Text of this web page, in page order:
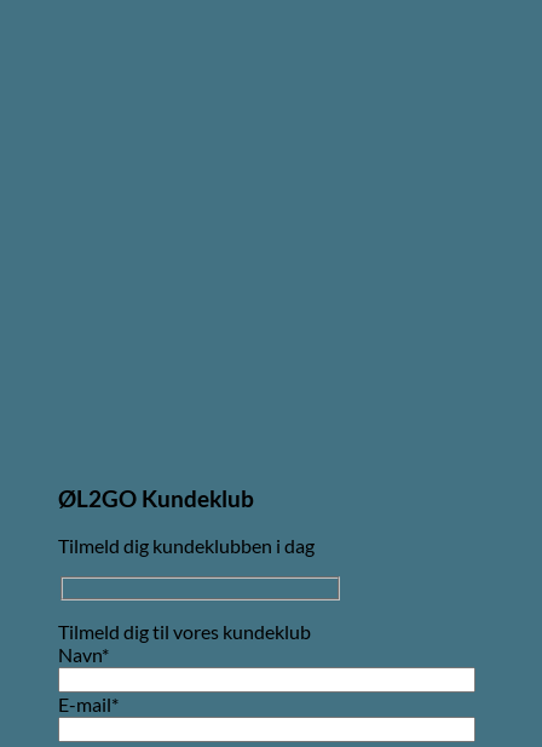
ØL2GO Kundeklub
Tilmeld dig kundeklubben i dag
Tilmeld dig til vores kundeklub
Navn*
E-mail*